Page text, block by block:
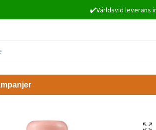
✔️Världsvid leverans